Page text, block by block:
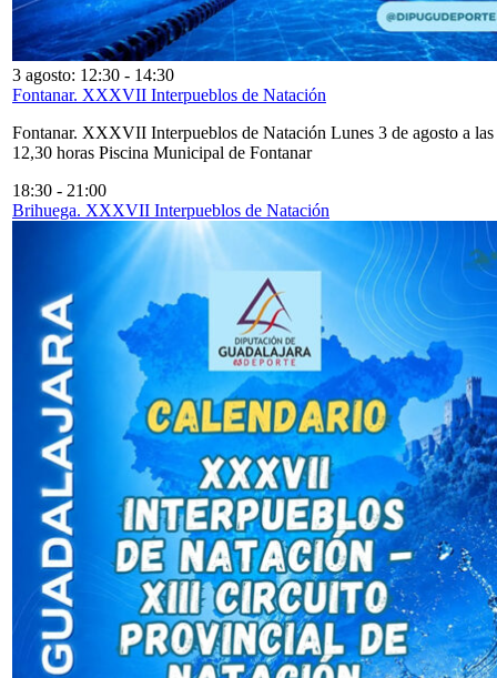
3 agosto: 12:30 - 14:30
Fontanar. XXXVII Interpueblos de Natación
Fontanar. XXXVII Interpueblos de Natación Lunes 3 de agosto a las
12,30 horas Piscina Municipal de Fontanar
18:30 - 21:00
Brihuega. XXXVII Interpueblos de Natación